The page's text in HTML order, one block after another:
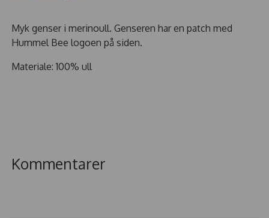
Myk genser i merinoull. Genseren har en patch med
Hummel Bee logoen på siden.
Materiale: 100% ull
Kommentarer